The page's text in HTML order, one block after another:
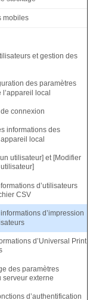
mobiles
et gestion des
des paramètres
local
connexion
informations des
local
utilisateur] et [Modifier
d’utilisateurs
CSV
d’impression
d’Universal Print
des paramètres
serveur externe
d’authentification